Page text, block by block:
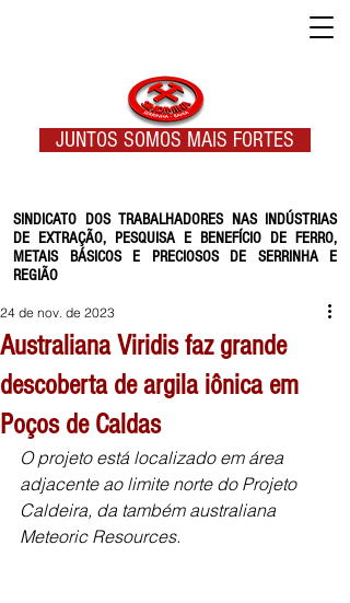
SINDICATO DOS TRABALHADORES NAS INDÚSTRIAS
DE EXTRAÇÃO, PESQUISA E BENEFÍCIO DE FERRO,
METAIS BÁSICOS E PRECIOSOS DE SERRINHA E
REGIÃO
JUNTOS SOMOS MAIS FORTES
Australiana Viridis faz grande
descoberta de argila iônica em
Poços de Caldas
24 de nov. de 2023
O projeto está localizado em área
adjacente ao limite norte do Projeto
Caldeira, da também australiana
Meteoric Resources.